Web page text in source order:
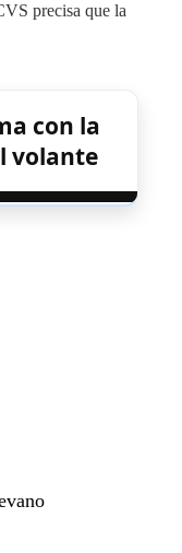
precisa que la
con la
volante